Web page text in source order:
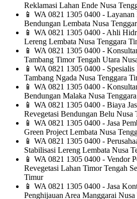
Reklamasi Lahan Ende Nusa
📱 WA 0821 1305 0400 - Layanan
Bendungan Lembata Nusa
📱 WA 0821 1305 0400 - Ahli
Lereng Lembata Nusa Tenggara
📱 WA 0821 1305 0400 -
Tambang Timor Tengah Utara
📱 WA 0821 1305 0400 -
Tambang Ngada Nusa Tenggara
📱 WA 0821 1305 0400 -
Bendungan Malaka Nusa
📱 WA 0821 1305 0400 - Biaya
Revegetasi Bendungan Belu Nusa
📱 WA 0821 1305 0400 - Jasa
Green Project Lembata Nusa
📱 WA 0821 1305 0400 -
Stabilisasi Lereng Lembata Nusa
📱 WA 0821 1305 0400 - Vendor
Revegetasi Lahan Timor Tengah
Timur
📱 WA 0821 1305 0400 - Jasa
Penghijauan Area Manggarai